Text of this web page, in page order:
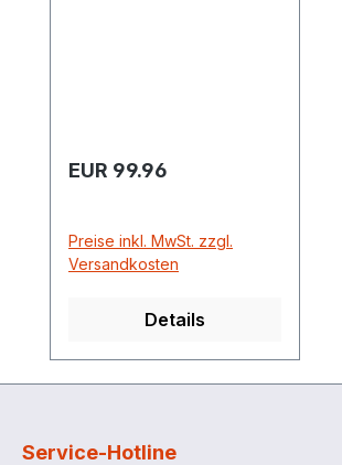
Regulärer Preis:
EUR 99.96
Preise inkl. MwSt. zzgl.
Versandkosten
Details
Service-Hotline